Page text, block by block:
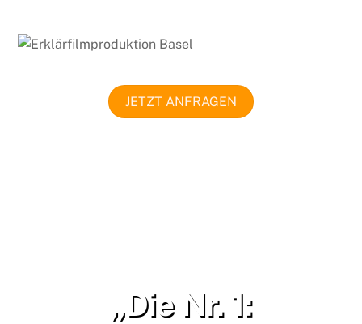
JETZT ANFRAGEN
„Die Nr. 1: